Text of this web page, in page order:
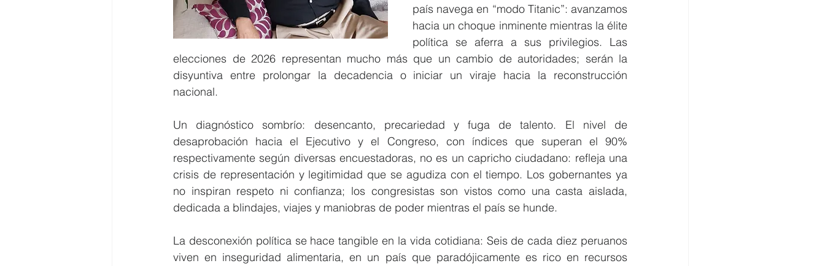
país navega en “modo Titanic”: avanzamos
hacia un choque inminente mientras la élite
política se aferra a sus privilegios. Las
elecciones de 2026 representan mucho más que un cambio de autoridades; serán la
disyuntiva entre prolongar la decadencia o iniciar un viraje hacia la reconstrucción
nacional.
Un diagnóstico sombrío: desencanto, precariedad y fuga de talento. El nivel de
desaprobación hacia el Ejecutivo y el Congreso, con índices que superan el 90%
respectivamente según diversas encuestadoras, no es un capricho ciudadano: refleja una
crisis de representación y legitimidad que se agudiza con el tiempo. Los gobernantes ya
no inspiran respeto ni confianza; los congresistas son vistos como una casta aislada,
dedicada a blindajes, viajes y maniobras de poder mientras el país se hunde.
La desconexión política se hace tangible en la vida cotidiana: Seis de cada diez peruanos
viven en inseguridad alimentaria, en un país que paradójicamente es rico en recursos